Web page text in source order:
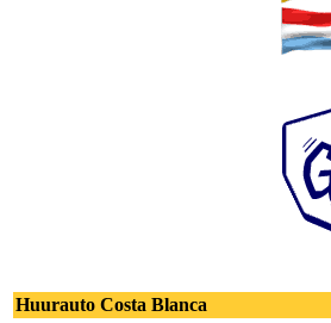
Huurauto Costa Blanca